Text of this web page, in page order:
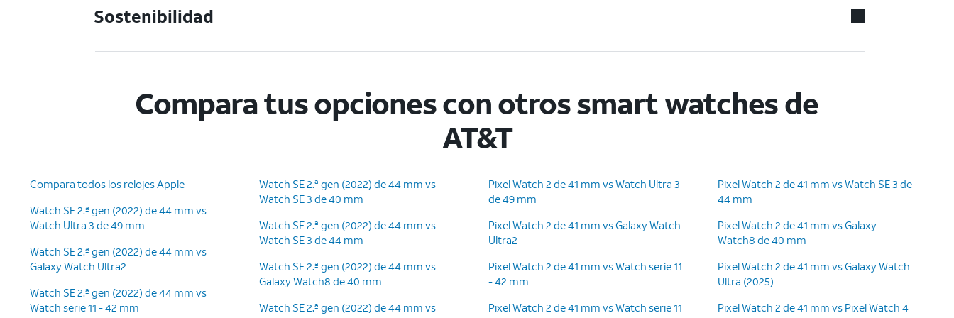
Sostenibilidad
Compara tus opciones con otros smart watches de
AT&T
Compara todos los relojes Apple
Watch SE 2.ª gen (2022) de 44 mm vs
Watch Ultra 3 de 49 mm
Watch SE 2.ª gen (2022) de 44 mm vs
Galaxy Watch Ultra2
Watch SE 2.ª gen (2022) de 44 mm vs
Watch serie 11 - 42 mm
Watch SE 2.ª gen (2022) de 44 mm vs
Watch SE 3 de 40 mm
Watch SE 2.ª gen (2022) de 44 mm vs
Watch SE 3 de 44 mm
Watch SE 2.ª gen (2022) de 44 mm vs
Galaxy Watch8 de 40 mm
Watch SE 2.ª gen (2022) de 44 mm vs
Pixel Watch 2 de 41 mm vs Watch Ultra 3
de 49 mm
Pixel Watch 2 de 41 mm vs Galaxy Watch
Ultra2
Pixel Watch 2 de 41 mm vs Watch serie 11
- 42 mm
Pixel Watch 2 de 41 mm vs Watch serie 11
Pixel Watch 2 de 41 mm vs Watch SE 3 de
44 mm
Pixel Watch 2 de 41 mm vs Galaxy
Watch8 de 40 mm
Pixel Watch 2 de 41 mm vs Galaxy Watch
Ultra (2025)
Pixel Watch 2 de 41 mm vs Pixel Watch 4